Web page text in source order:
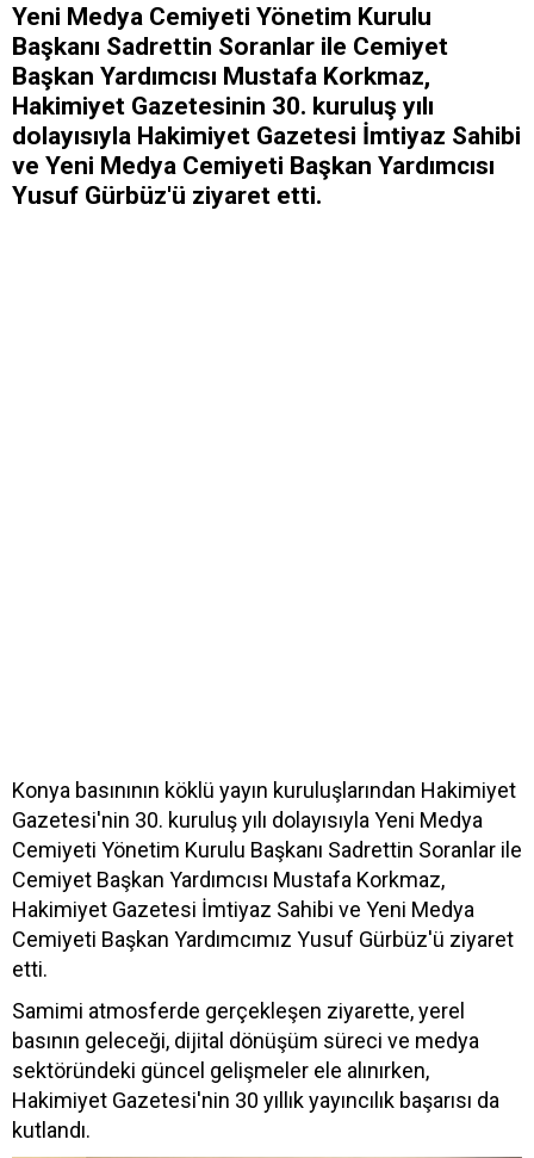
Yeni Medya Cemiyeti Yönetim Kurulu
Başkanı Sadrettin Soranlar ile Cemiyet
Başkan Yardımcısı Mustafa Korkmaz,
Hakimiyet Gazetesinin 30. kuruluş yılı
dolayısıyla Hakimiyet Gazetesi İmtiyaz Sahibi
ve Yeni Medya Cemiyeti Başkan Yardımcısı
Yusuf Gürbüz'ü ziyaret etti.
Konya basınının köklü yayın kuruluşlarından Hakimiyet
Gazetesi'nin 30. kuruluş yılı dolayısıyla Yeni Medya
Cemiyeti Yönetim Kurulu Başkanı Sadrettin Soranlar ile
Cemiyet Başkan Yardımcısı Mustafa Korkmaz,
Hakimiyet Gazetesi İmtiyaz Sahibi ve Yeni Medya
Cemiyeti Başkan Yardımcımız Yusuf Gürbüz'ü ziyaret
etti.
Samimi atmosferde gerçekleşen ziyarette, yerel
basının geleceği, dijital dönüşüm süreci ve medya
sektöründeki güncel gelişmeler ele alınırken,
Hakimiyet Gazetesi'nin 30 yıllık yayıncılık başarısı da
kutlandı.